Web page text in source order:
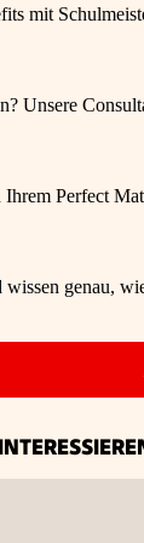
mit
Unsere
Perfect
genau,